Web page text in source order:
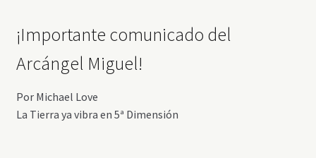
¡Importante comunicado del
Arcángel Miguel!
Por Michael Love
La Tierra ya vibra en 5ª Dimensión